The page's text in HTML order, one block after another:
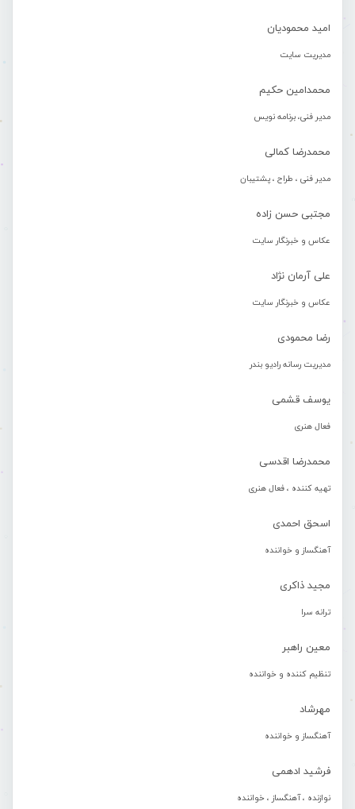
امید محمودیان
مدیریت سایت
محمدامین حکیم
مدیر فنی، برنامه نویس
محمدرضا کمالی
مدیر فنی ، طراح ، پشتیبان
مجتبی حسن زاده
عکاس و خبرنگار سایت
علی آرمان نژاد
عکاس و خبرنگار سایت
رضا محمودی
مدیریت رسانه رادیو بندر
یوسف قشمی
فعال هنری
محمدرضا اقدسی
تهیه کننده ، فعال هنری
اسحق احمدی
آهنگساز و خواننده
مجید ذاکری
ترانه سرا
معین راهبر
تنظیم کننده و خواننده
مهرشاد
آهنگساز و خواننده
فرشید ادهمی
نوازنده ، آهنگساز ، خواننده